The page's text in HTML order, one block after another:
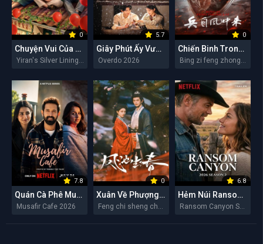
0
Chuyện Vui Của Y Nhiên
5.7
Giây Phút Ấy Vượt Giới Hạn
Overdo 2026
0
Chiến Binh Trong Gió
7.8
Quán Cà Phê Musafir
Musafir Cafe 2026
0
Xuân Về Phượng Trì
Feng chi sheng chun 2026
6.8
Hẻm Núi Ransom (Mùa 2)
Ransom Canyon Season 2 2026